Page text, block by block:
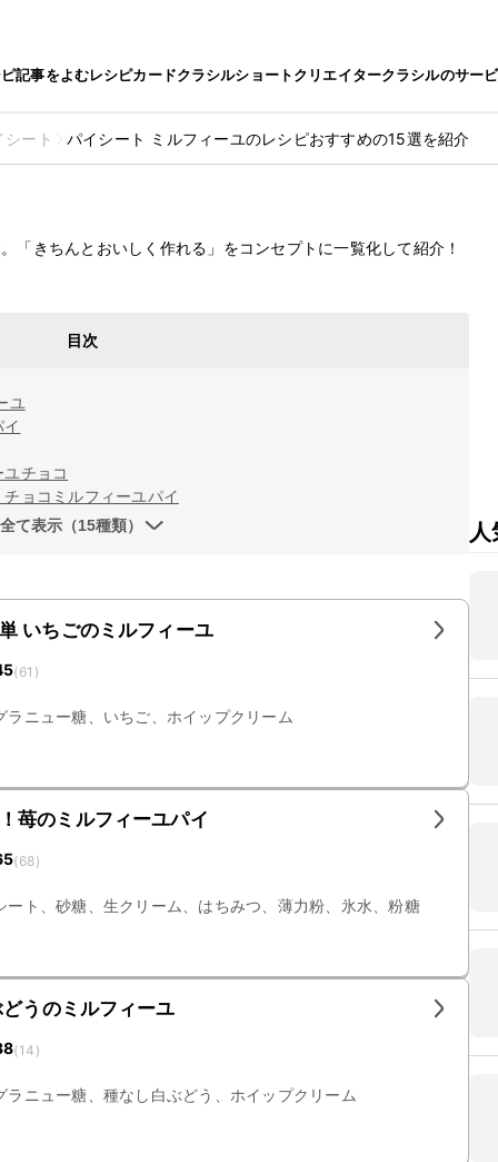
記事をよむレシピカードクラシルショートクリエイタークラシルのサー
シート パイシート ミルフィーユのレシピおすすめの15選を紹介
シピおすすめの15選を紹介
「きちんとおいしく作れる」をコンセプトに一覧化して紹介！
目次
ユ
チョコ
ョコミルフィーユパイ
全て表示（15種類）
いちごのミルフィーユ
(61 )
ラニュー糖、いちご、ホイップクリーム
苺のミルフィーユパイ
(68)
ート、砂糖、生クリーム、はちみつ、薄力粉、氷水、粉糖
うのミルフィーユ
(14 )
ラニュー糖、種なし白ぶどう、ホイップクリーム